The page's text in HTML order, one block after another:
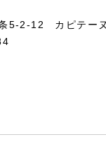
5-2-12 カピテー